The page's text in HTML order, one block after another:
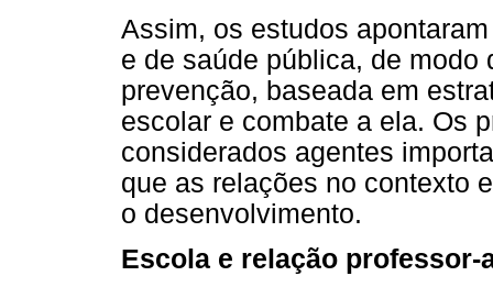
Assim, os estudos
e de saúde pública, de
prevenção, baseada em
escolar e combate a ela. Os
considerados agentes
que as relações no contexto
o desenvolvimento.
Escola e relação professor-